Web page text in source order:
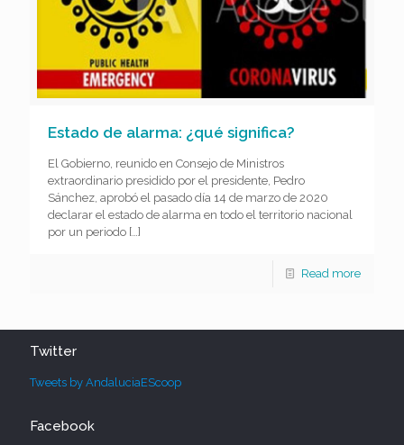
Estado de alarma: ¿qué significa?
El Gobierno, reunido en Consejo de Ministros
extraordinario presidido por el presidente, Pedro
Sánchez, aprobó el pasado día 14 de marzo de 2020
declarar el estado de alarma en todo el territorio nacional
por un periodo […]
Read more
Twitter
Tweets by AndaluciaEScoop
Facebook